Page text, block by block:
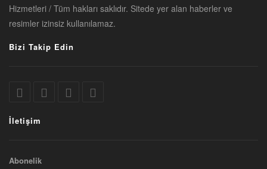
Hizmetleri / Tüm hakları saklıdır. Sitede yer alan haberler ve
resimler izinsiz kullanılamaz.
Bizi Takip Edin
İletişim
Abonelik